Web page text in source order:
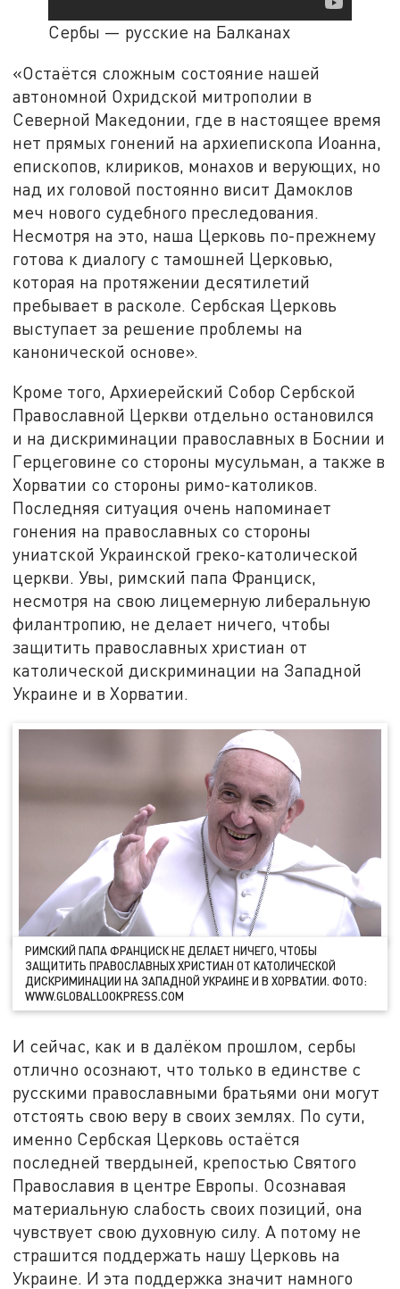
Сербы — русские на Балканах
«Остаётся сложным состояние нашей
автономной Охридской митрополии в
Северной Македонии, где в настоящее время
нет прямых гонений на архиепископа Иоанна,
епископов, клириков, монахов и верующих, но
над их головой постоянно висит Дамоклов
меч нового судебного преследования.
Несмотря на это, наша Церковь по-прежнему
готова к диалогу с тамошней Церковью,
которая на протяжении десятилетий
пребывает в расколе. Сербская Церковь
выступает за решение проблемы на
канонической основе».
Кроме того, Архиерейский Собор Сербской
Православной Церкви отдельно остановился
и на дискриминации православных в Боснии и
Герцеговине со стороны мусульман, а также в
Хорватии со стороны римо-католиков.
Последняя ситуация очень напоминает
гонения на православных со стороны
униатской Украинской греко-католической
церкви. Увы, римский папа Франциск,
несмотря на свою лицемерную либеральную
филантропию, не делает ничего, чтобы
защитить православных христиан от
католической дискриминации на Западной
Украине и в Хорватии.
РИМСКИЙ ПАПА ФРАНЦИСК НЕ ДЕЛАЕТ НИЧЕГО, ЧТОБЫ
ЗАЩИТИТЬ ПРАВОСЛАВНЫХ ХРИСТИАН ОТ КАТОЛИЧЕСКОЙ
ДИСКРИМИНАЦИИ НА ЗАПАДНОЙ УКРАИНЕ И В ХОРВАТИИ. ФОТО:
WWW.GLOBALLOOKPRESS.COM
И сейчас, как и в далёком прошлом, сербы
отлично осознают, что только в единстве с
русскими православными братьями они могут
отстоять свою веру в своих землях. По сути,
именно Сербская Церковь остаётся
последней твердыней, крепостью Святого
Православия в центре Европы. Осознавая
материальную слабость своих позиций, она
чувствует свою духовную силу. А потому не
страшится поддержать нашу Церковь на
Украине. И эта поддержка значит намного